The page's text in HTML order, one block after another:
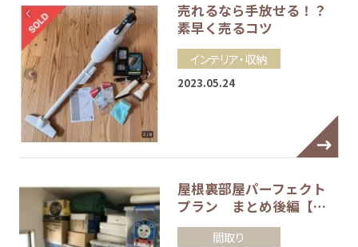
売れるなら手放せる！？
素早く売るコツ
インテリア・収納
2023.05.24
屋根裏部屋パーフェクト
プラン まとめ後編【…
間取り